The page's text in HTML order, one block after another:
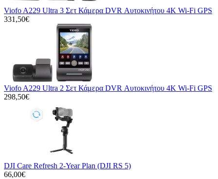
Viofo A229 Ultra 3 Σετ Κάμερα DVR Αυτοκινήτου 4K Wi-Fi GPS
331,50€
Viofo A229 Ultra 2 Σετ Κάμερα DVR Αυτοκινήτου 4K Wi-Fi GPS
298,50€
DJI Care Refresh 2-Year Plan (DJI RS 5)
66,00€